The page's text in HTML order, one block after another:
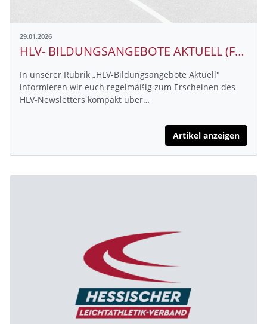
29.01.2026
HLV- BILDUNGSANGEBOTE AKTUELL (Feb. - Apr. 2026)
In unserer Rubrik „HLV-Bildungsangebote Aktuell"
informieren wir euch regelmäßig zum Erscheinen des
HLV-Newsletters kompakt über…
Artikel anzeigen